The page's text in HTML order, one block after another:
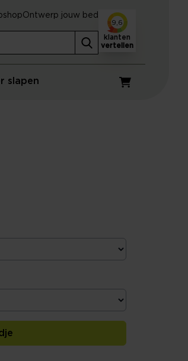
slapen
Winkelwagen
Ontwerp jouw bed
9,6
klanten
vertellen